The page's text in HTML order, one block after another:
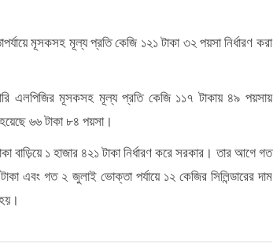
মূসকসহ মূল্য প্রতি কেজি ১২১ টাকা ৩২ পয়সা নির্ধারণ করা
এলপিজির মূসকসহ মূল্য প্রতি কেজি ১১৭ টাকায় ৪৯ পয়সায়
৬৬ টাকা ৮৪ পয়সা।
১ হাজার ৪২১ টাকা নির্ধারণ করে সরকার। তার আগে গত
এবং গত ২ জুলাই ভোক্তা পর্যায়ে ১২ কেজির সিলিন্ডারের দাম